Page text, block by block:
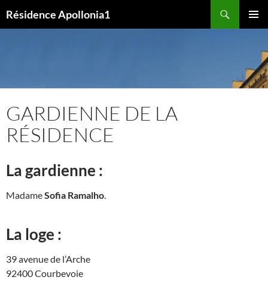
auRésidence Apollonia1
GARDIENNE DE LA
RÉSIDENCE
La gardienne :
MadameSofia Ramalho.
La loge :
39 avenue de l’Arche
92400 Courbevoie